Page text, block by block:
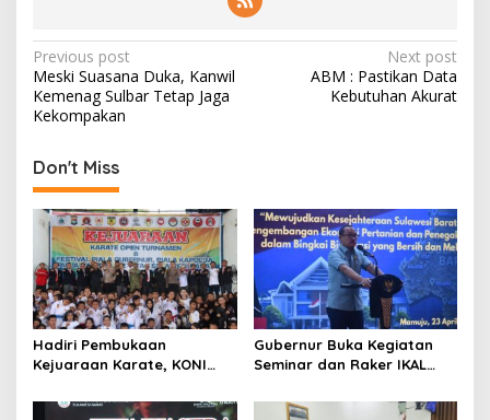
P
o
s
t
n
a
v
i
g
a
t
i
Previous post
Meski Suasana Duka, Kanwil
Kemenag Sulbar Tetap Jaga
Kekompakan
Next post
ABM : Pastikan Data
Kebutuhan Akurat
Don't Miss
Hadiri Pembukaan
Kejuaraan Karate, KONI
Atlet Berprestasi Sulbar
Gubernur Buka Kegiatan
Seminar dan Raker IKAL